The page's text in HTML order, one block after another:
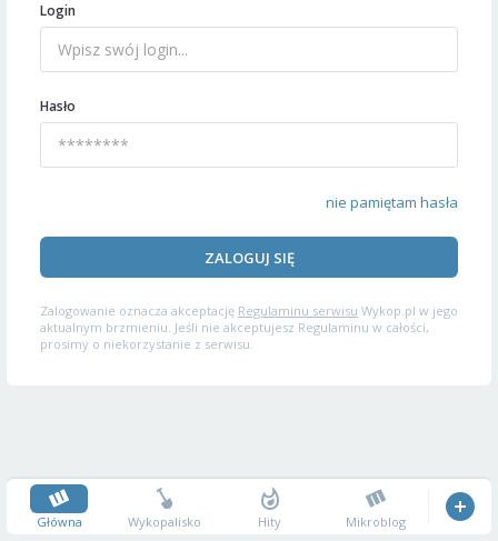
Login
Hasło
nie pamiętam hasła
ZALOGUJ SIĘ
Zalogowanie oznacza akceptację Regulaminu serwisu Wykop.pl w jego
aktualnym brzmieniu. Jeśli nie akceptujesz Regulaminu w całości,
prosimy o niekorzystanie z serwisu.
Główna Wykopalisko Hity Mikroblog